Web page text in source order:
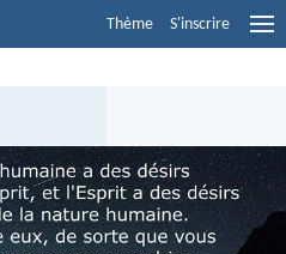
Thème S'inscrire